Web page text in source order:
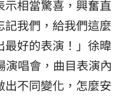
示相當驚喜，興奮直
我們，給我們這麼
最好的表演！」徐暐
演唱會，曲目表演內
出不同變化，怎麼安